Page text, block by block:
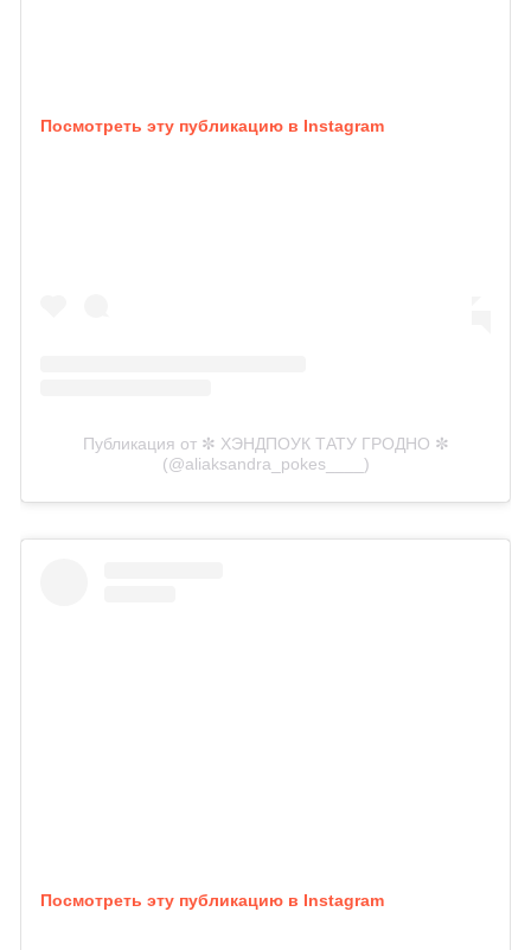
Посмотреть эту публикацию в Instagram
Публикация от ✼ ⁠ХЭНДПОУК ТАТУ ГРОДНО ✼
(@aliaksandra_pokes____)
Посмотреть эту публикацию в Instagram